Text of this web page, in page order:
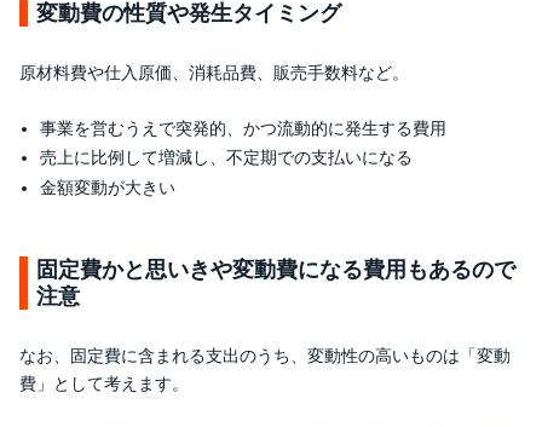
変動費の性質や発生タイミング
原材料費や仕入原価、消耗品費、販売手数料など。
事業を営むうえで突発的、かつ流動的に発生する費用
売上に比例して増減し、不定期での支払いになる
金額変動が大きい
固定費かと思いきや変動費になる費用もあるので
注意
なお、固定費に含まれる支出のうち、変動性の高いものは「変動
費」として考えます。